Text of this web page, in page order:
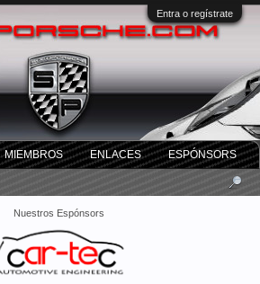
Entra o regístrate
Nuestros Espónsors
MIEMBROS ENLACES ESPÓNSORS